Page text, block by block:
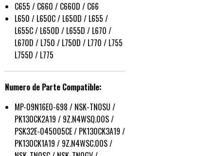
C655 / C660 / C660D / C66
L650 / L650C / L650D / L655 /
L655C / L650D / L655D / L670 /
L670D / L750 / L750D / L770 / L755
L755D / L775
Numero de Parte Compatible:
MP-09N16E0-698 / NSK-TN0SU /
PK130CK2A19 / 9Z.N4WSQ.00S /
PSK32E-045005CE / PK130CK3A19 /
PK130CK1A19 / 9Z.N4WSC.00S /